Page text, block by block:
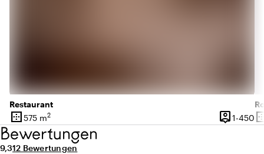
Restaurant
border_outer
Oberfläche
575 m2 person_pin
Kapazität
1-450
Bewertungen
Durchschnittliche Bewertung von 9,3 von 10
9,3Anzahl der Bewertungen: 12
12 Bewertungen